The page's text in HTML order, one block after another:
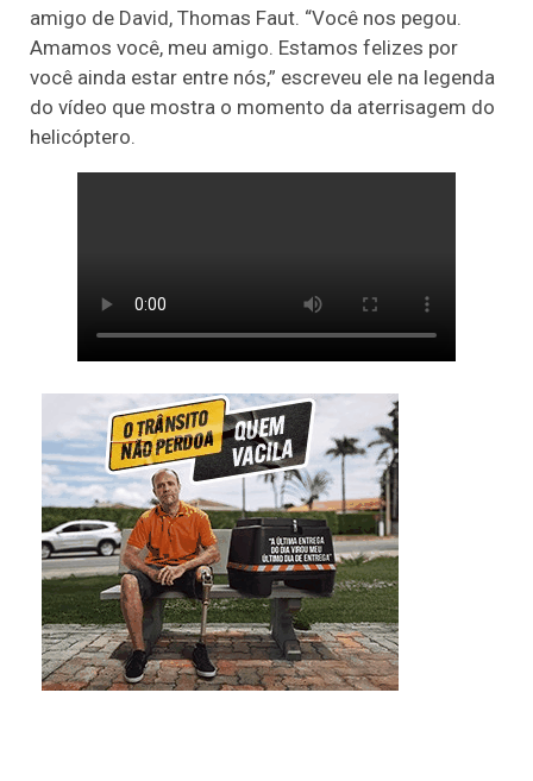
amigo de David, Thomas Faut. “Você nos pegou.
Amamos você, meu amigo. Estamos felizes por
você ainda estar entre nós,” escreveu ele na legenda
do vídeo que mostra o momento da aterrisagem do
helicóptero.